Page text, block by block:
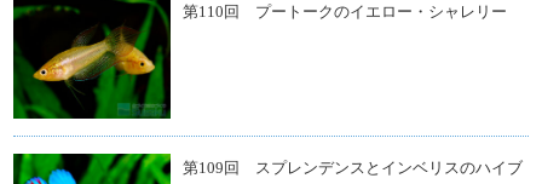
第110回 プートークのイエロー・シャレリー
第109回 スプレンデンスとインベリスのハイブ